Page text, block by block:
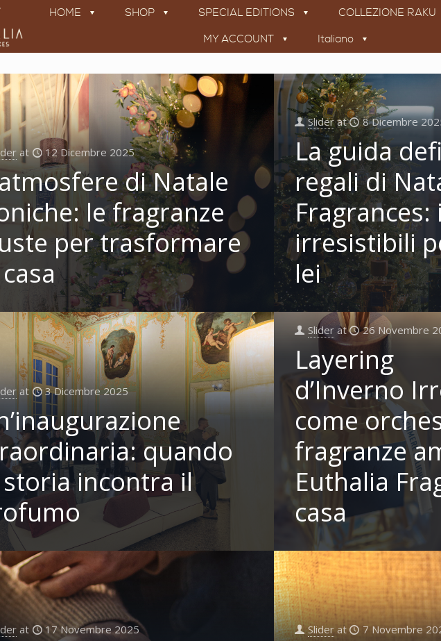
HOME SHOP SPECIAL EDITIONS COLLEZIONE RAKU
MY ACCOUNT
Italiano
at 12 Dicembre 2025
di Natale
le fragranze
per trasformare
Slider at 8 Dicembre
La guida
regali di
Fragrances:
irresistibili
lei
at 3 Dicembre 2025
quando
storia incontra il
Slider at 26 Novembre
Layering
d’Inverno
come
fragranze
Euthalia
casa
at 17 Novembre 2025 Slider at 7 Novembre